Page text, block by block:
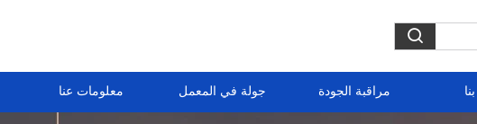
معلومات عنا جولة في المعمل مراقبة الجودة